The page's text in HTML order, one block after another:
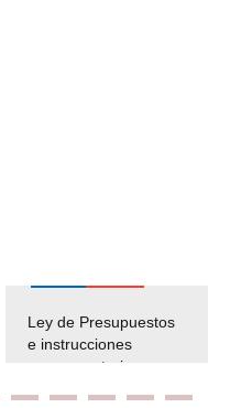
Ley de Presupuestos
e instrucciones
presuspuetarias